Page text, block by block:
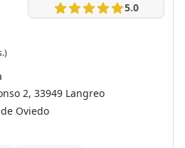
5.0
2, 33949 Langreo
Oviedo